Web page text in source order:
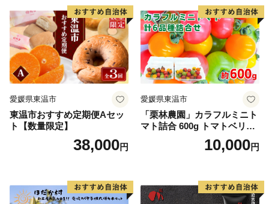
愛媛県東温市
東温市おすすめ定期便Aセッ
ト【数量限定】
38,000円
愛媛県東温市
「栗林農園」カラフルミニト
マト詰合 600g トマトベリー
ピーチチェリー イエローミ
ミ サングリーン トスカーナ
10,000円